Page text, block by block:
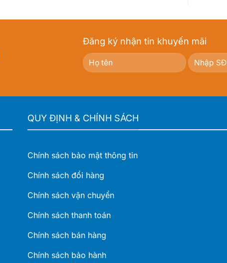
Đăng ký nhận tin khuyến mãi
QUY ĐỊNH & CHÍNH SÁCH
Chính sách bảo mật thông tin
Chính sách đổi hàng
Chính sách vận chuyển
Chính sách thanh toán
Chính sách bán hàng
Chính sách bảo hành